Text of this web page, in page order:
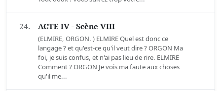
24. ACTE IV - Scène VIII
(ELMIRE, ORGON. ) ELMIRE Quel est donc ce
langage ? et qu'est-ce qu'il veut dire ? ORGON Ma
foi, je suis confus, et n'ai pas lieu de rire. ELMIRE
Comment ? ORGON Je vois ma faute aux choses
qu'il me...